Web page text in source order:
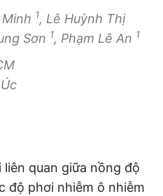
1, Lê Huỳnh Thị
Sơn 1, Phạm Lê An 1
liên quan giữa nồng độ
độ phơi nhiễm ô nhiễm